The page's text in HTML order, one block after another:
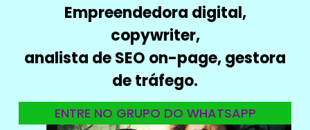
Empreendedora digital,
copywriter,
analista de SEO on-page, gestora
de tráfego.
ENTRE NO GRUPO DO WHATSAPP